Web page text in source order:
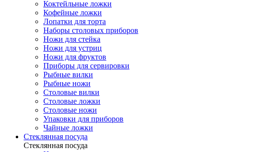
Коктейльные ложки
Кофейные ложки
Лопатки для торта
Наборы столовых приборов
Ножи для стейка
Ножи для устриц
Ножи для фруктов
Приборы для сервировки
Рыбные вилки
Рыбные ножи
Столовые вилки
Столовые ложки
Столовые ножи
Упаковки для приборов
Чайные ложки
Стеклянная посуда
Стеклянная посуда